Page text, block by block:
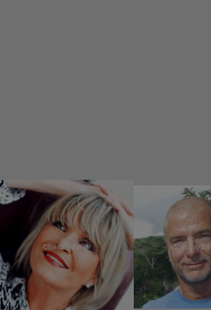
Chantal Poullain Stanislav